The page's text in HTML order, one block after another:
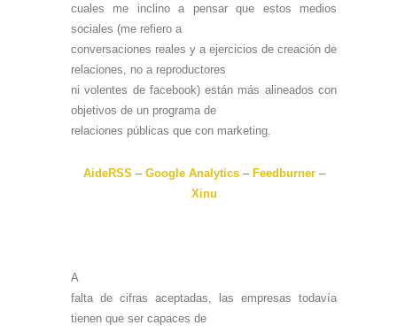
cuales me inclino a pensar que estos medios
sociales (me refiero a
conversaciones reales y a ejercicios de creación de
relaciones, no a reproductores
ni volentes de facebook) están más alineados con
objetivos de un programa de
relaciones públicas que con marketing.
AideRSS – Google Analytics– Feedburner–
Xinu
A
falta de cifras aceptadas, las empresas todavía
tienen que ser capaces de